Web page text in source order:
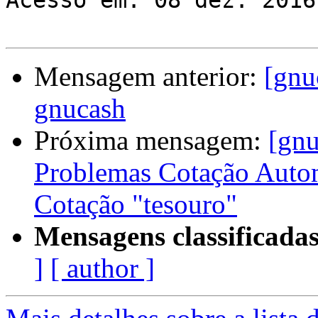
Mensagem anterior:
gnucash
Próxima mensagem:
Problemas Cotação
Cotação "tesouro"
Mensagens
] [ author ]